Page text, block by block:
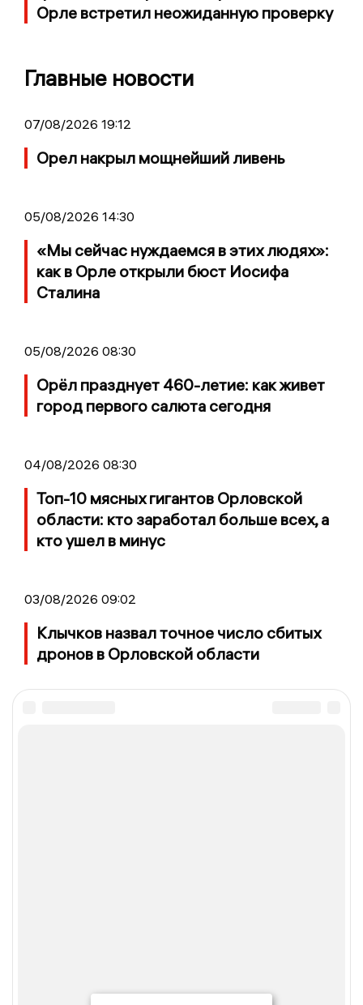
Орле встретил неожиданную проверку
Главные новости
07/08/2026 19:12
Орел накрыл мощнейший ливень
05/08/2026 14:30
«Мы сейчас нуждаемся в этих людях»:
как в Орле открыли бюст Иосифа
Сталина
05/08/2026 08:30
Орёл празднует 460-летие: как живет
город первого салюта сегодня
04/08/2026 08:30
Топ-10 мясных гигантов Орловской
области: кто заработал больше всех, а
кто ушел в минус
03/08/2026 09:02
Клычков назвал точное число сбитых
дронов в Орловской области